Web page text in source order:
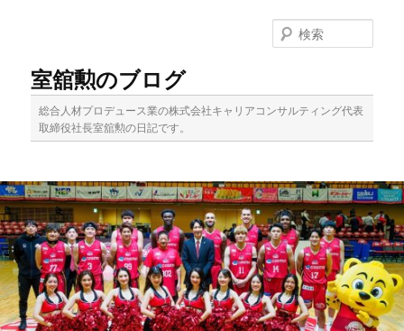
移
動
動
室舘勲のブログ
総合人材プロデュース業の株式会社キャリアコンサルティング代表
取締役社長室舘勲の日記です。
索